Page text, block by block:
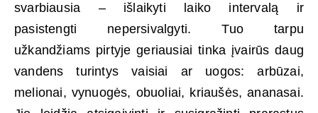
svarbiausia – išlaikyti laiko intervalą ir
pasistengti nepersivalgyti. Tuo tarpu
užkandžiams pirtyje geriausiai tinka įvairūs daug
vandens turintys vaisiai ar uogos: arbūzai,
melionai, vynuogės, obuoliai, kriaušės, ananasai.